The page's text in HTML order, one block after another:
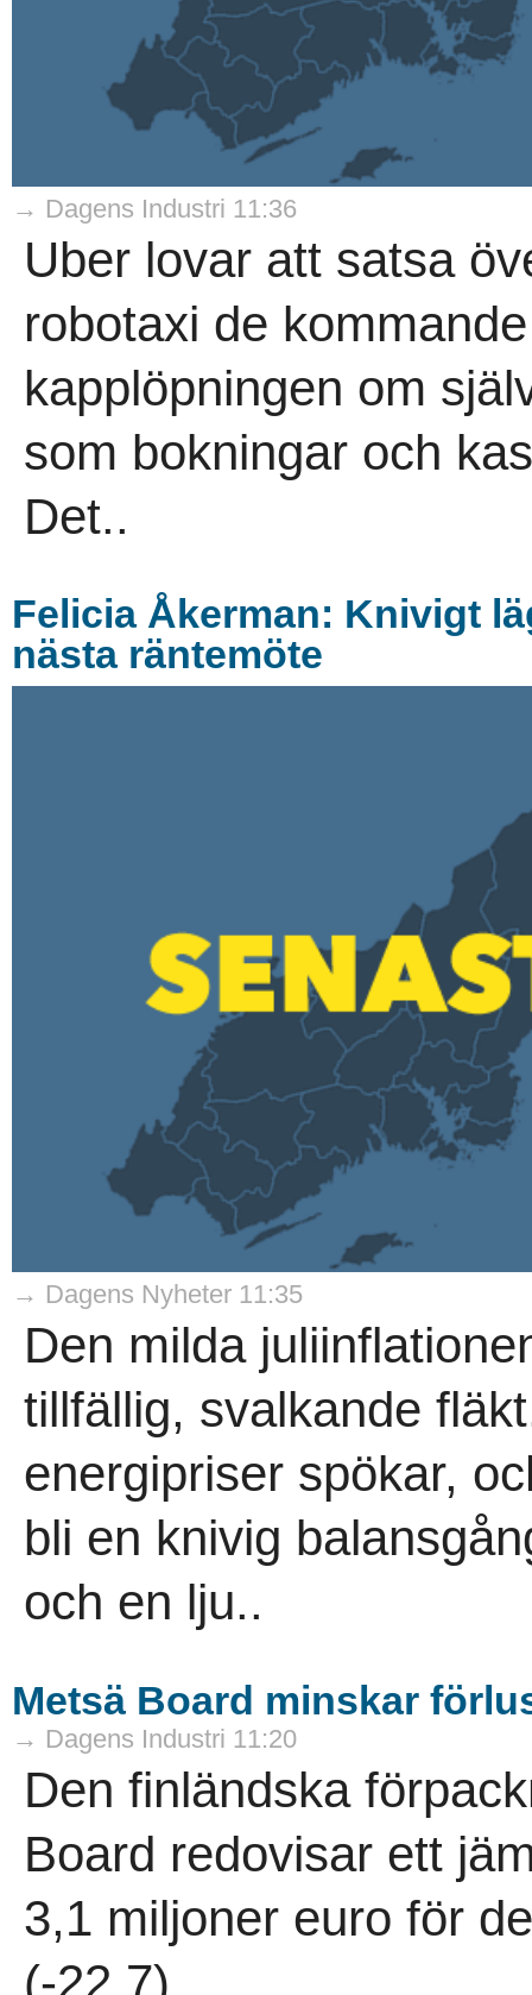
→ Dagens Industri 11:36
Uber lovar att satsa
robotaxi de
kapplöpningen om
som bokningar och
Det..
Felicia Åkerman: Knivigt
nästa räntemöte
→ Dagens Nyheter 11:35
Den milda
tillfällig, svalkande
energipriser spökar,
bli en knivig
och en lju..
Metsä Board minskar
→ Dagens Industri 11:20
Den finländska
Board redovisar ett
3,1 miljoner euro för
(-22,7)...